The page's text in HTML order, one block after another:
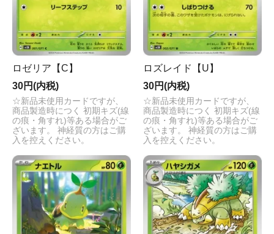
ロゼリア【C】
30円(内税)
☆新品未使用カードですが、
商品製造時につく 初期キズ(線
の痕・角すれ)等ある場合がご
ざいます。 神経質の方はご購
入を控えください。
ロズレイド【U】
30円(内税)
☆新品未使用カードですが、
商品製造時につく 初期キズ(線
の痕・角すれ)等ある場合がご
ざいます。 神経質の方はご購
入を控えください。